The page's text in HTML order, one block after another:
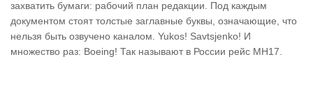
захватить бумаги: рабочий план редакции. Под каждым
документом стоят толстые заглавные буквы, означающие, что
нельзя быть озвучено каналом. Yukos! Savtsjenko! И
множество раз: Boeing! Так называют в России рейс MH17.